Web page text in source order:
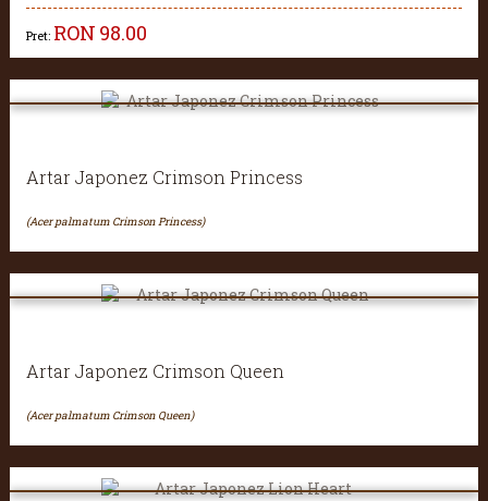
Pret: RON 98.00
Artar Japonez Crimson Princess
(Acer palmatum Crimson Princess)
Artar Japonez Crimson Queen
(Acer palmatum Crimson Queen)